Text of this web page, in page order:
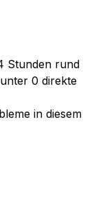
Stunden rund
0 direkte
in diesem